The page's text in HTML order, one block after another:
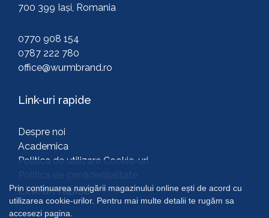
700 399 Iași, Romania
0770 908 154
0787 222 780
office@wurmbrand.ro
Link-uri rapide
Despre noi
Academica
Politica de utilizare Cookie-uri
Politica de confidențialitate
Link-uri rapide
Prin continuarea navigării magazinului online ești de acord cu
utilizarea cookie-urilor. Pentru mai multe detalii te rugăm sa
accesezi pagina.